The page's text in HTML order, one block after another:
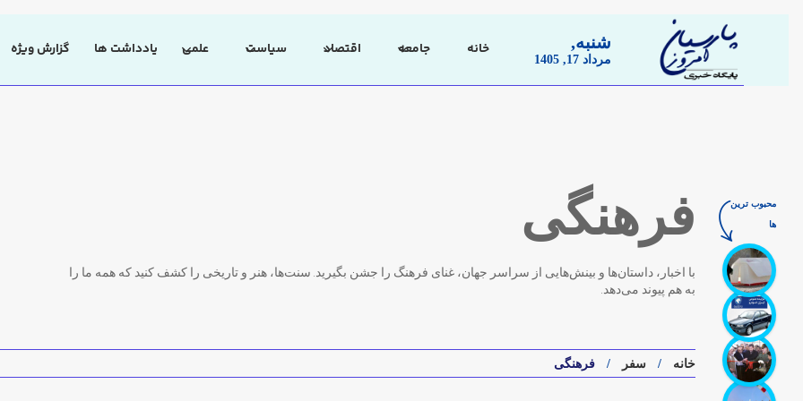
شنبه,
مرداد 17, 1405
خانه جامعه اقتصاد سیاست علمی یادداشت ها گزارش ویژه
فرهنگی
با اخبار، داستان‌ها و بینش‌هایی از سراسر جهان، غنای فرهنگ را جشن بگیرید. سنت‌ها، هنر و تاریخی را کشف کنید که همه ما را
به هم پیوند می‌دهد.
خانه سفر فرهنگی
محبوب ترین
ها